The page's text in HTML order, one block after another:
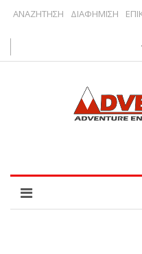
ΑΝΑΖΗΤΗΣΗ ΔΙΑΦΗΜΙΣΗ